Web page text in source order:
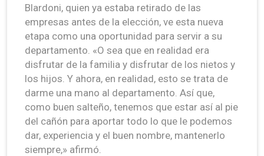
Blardoni, quien ya estaba retirado de las
empresas antes de la elección, ve esta nueva
etapa como una oportunidad para servir a su
departamento. «O sea que en realidad era
disfrutar de la familia y disfrutar de los nietos y
los hijos. Y ahora, en realidad, esto se trata de
darme una mano al departamento. Así que,
como buen salteño, tenemos que estar así al pie
del cañón para aportar todo lo que le podemos
dar, experiencia y el buen nombre, mantenerlo
siempre,» afirmó.